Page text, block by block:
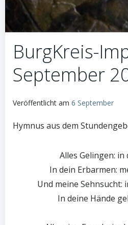
BurgKreis-
September
Veröffentlicht am 6 September
Hymnus aus dem
Alles Gelingen: in
In dein Erbarmen:
Und meine Sehnsucht:
In deine Hände